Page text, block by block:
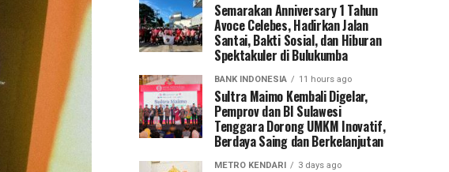
Semarakan Anniversary 1 Tahun
Avoce Celebes, Hadirkan Jalan
Santai, Bakti Sosial, dan Hiburan
Spektakuler di Bulukumba
BANK INDONESIA 11 hours ago
Sultra Maimo Kembali Digelar,
Pemprov dan BI Sulawesi
Tenggara Dorong UMKM Inovatif,
Berdaya Saing dan Berkelanjutan
METRO KENDARI 3 days ago